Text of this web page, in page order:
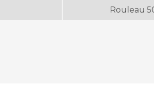
Rouleau